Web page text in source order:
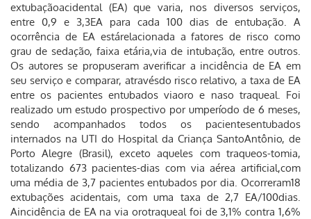
extubaçãoacidental (EA) que varia, nos diversos serviços,
entre 0,9 e 3,3EA para cada 100 dias de entubação. A
ocorrência de EA estárelacionada a fatores de risco como
grau de sedação, faixa etária,via de intubação, entre outros.
Os autores se propuseram averificar a incidência de EA em
seu serviço e comparar, atravésdo risco relativo, a taxa de EA
entre os pacientes entubados viaoro e naso traqueal. Foi
realizado um estudo prospectivo por umperíodo de 6 meses,
sendo acompanhados todos os pacientesentubados
internados na UTI do Hospital da Criança SantoAntônio, de
Porto Alegre (Brasil), exceto aqueles com traqueos-tomia,
totalizando 673 pacientes-dias com via aérea artificial,com
uma média de 3,7 pacientes entubados por dia. Ocorreram18
extubações acidentais, com uma taxa de 2,7 EA/100dias.
Aincidência de EA na via orotraqueal foi de 3,1% contra 1,6%